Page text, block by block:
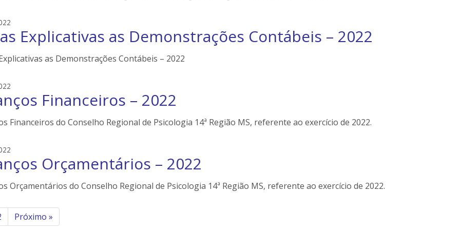
i
l
r
e
d
s
o
i
l
r
Explicativas as Demonstrações Contábeis – 2022
as Demonstrações Contábeis – 2022
e
d
s
o
i
l
r
Financeiros – 2022
Financeiros do Conselho Regional de Psicologia 14ª Região MS, referente ao exercício de 2022.
e
d
s
o
e
Orçamentários – 2022
Orçamentários do Conselho Regional de Psicologia 14ª Região MS, referente ao exercício de 2022.
Próximo »